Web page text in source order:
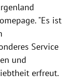
"Es ist
Service
und
erfreut.